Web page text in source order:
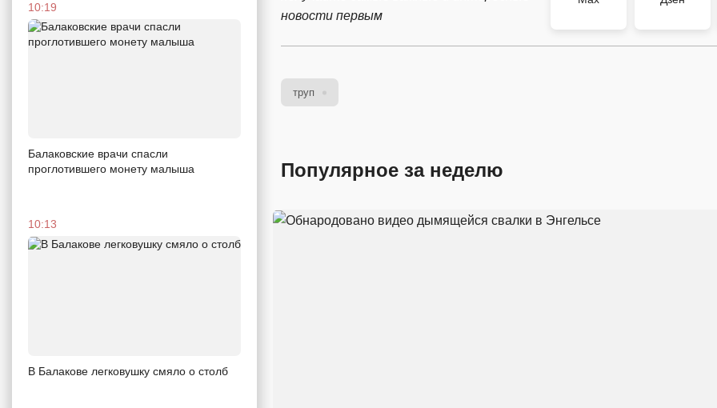
10:19
Балаковские врачи спасли
проглотившего монету малыша
10:13
В Балакове легковушку смяло о столб
новости первым
труп
Популярное за неделю